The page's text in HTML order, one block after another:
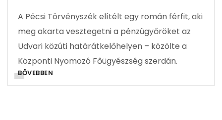
A Pécsi Törvényszék elítélt egy román férfit, aki
meg akarta vesztegetni a pénzügyőröket az
Udvari közúti határátkelőhelyen – közölte a
Központi Nyomozó Főügyészség szerdán.
BŐVEBBEN